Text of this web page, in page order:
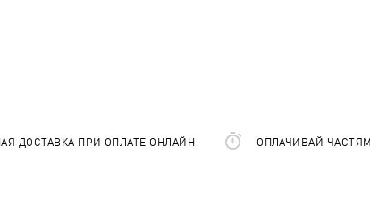
ДОСТАВКА ПРИ ОПЛАТЕ ОНЛАЙН ОПЛАЧИВАЙ